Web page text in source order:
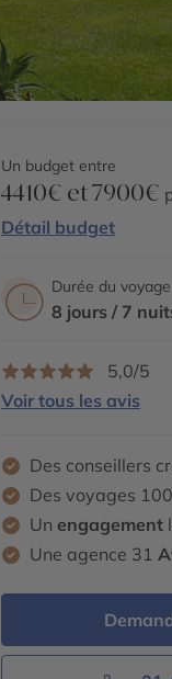
Un budget entre
4410€ et 7900€
Détail budget
Durée du voyage
8 jours / 7
5,0/5
Voir tous les avis
Des conseillers
Des voyages
Un engagement
Une agence 31